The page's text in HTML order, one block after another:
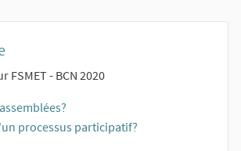
FSMET - BCN 2020
processus participatif?